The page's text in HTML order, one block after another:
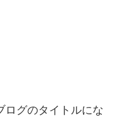
ログのタイトルにな